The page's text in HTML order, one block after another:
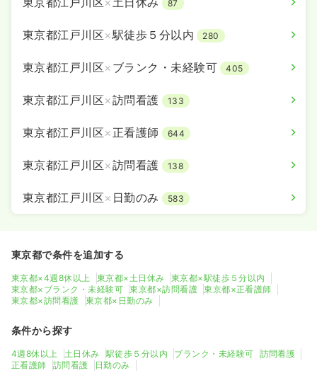
87
東京都江戸川区×駅徒歩５分以内 280
東京都江戸川区× ブランク・未経験可 405
東京都江戸川区×訪問看護 133
東京都江戸川区× 正看護師 644
東京都江戸川区×訪問看護 138
東京都江戸川区× 日勤のみ 583
東京都で条件を追加する
東京都×4週8休以上 東京都×土日休み
東京都×駅徒歩５分以内
東京都×ブランク・未経験可
東京都×訪問看護
東京都×正看護師
東京都×訪問看護
東京都×日勤のみ
条件から探す
4週8休以上 土日休み 駅徒歩５分以内 ブランク・未経験可
訪問看護
正看護師
訪問看護 日勤のみ